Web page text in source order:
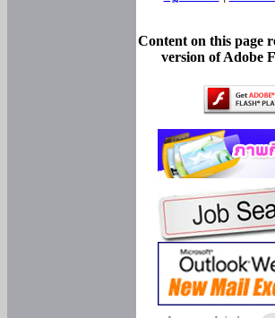
Content on this page
version of Adobe